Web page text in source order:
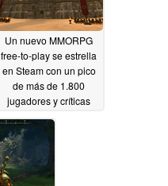
Un nuevo MMORPG
free-to-play se estrella
en Steam con un pico
de más de 1.800
jugadores y críticas
pésimas02/28/2026